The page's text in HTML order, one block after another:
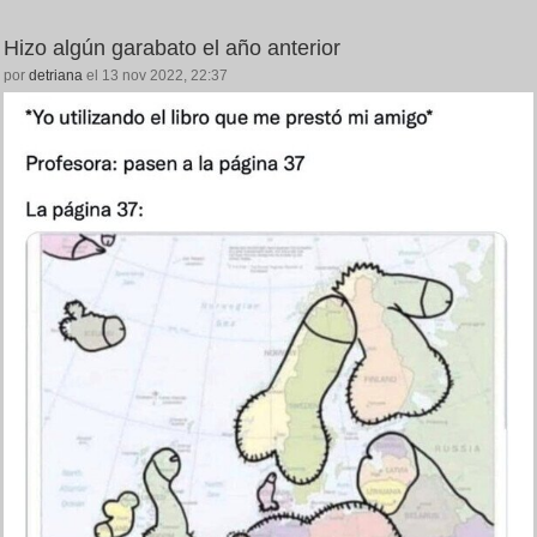
Hizo algún garabato el año anterior
por detriana el 13 nov 2022, 22:37